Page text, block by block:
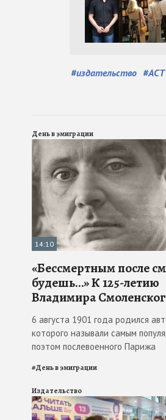
#издательство #АСТ
День в эмиграции
14:10
«Бессмертным после
будешь…» К 125-летию
Владимира
6 августа 1901 года родился
которого называли самым
поэтом послевоенного Парижа
#День в эмиграции
Издательство